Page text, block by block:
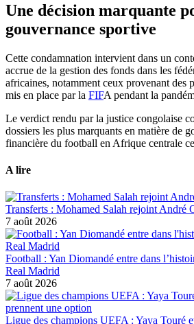
Une décision marquante
gouvernance sportive
Cette condamnation intervient dans un
accrue de la gestion des fonds dans les
africaines, notamment ceux provenant des
mis en place par la FIFA pendant la
Le verdict rendu par la justice congolaise
dossiers les plus marquants en matière de
financière du football en Afrique centrale
A lire
Transferts : Mohamed Salah rejoint André
7 août 2026
Football : Yan Diomandé entre dans
Real Madrid
7 août 2026
Ligue des champions UEFA : Yaya Touré